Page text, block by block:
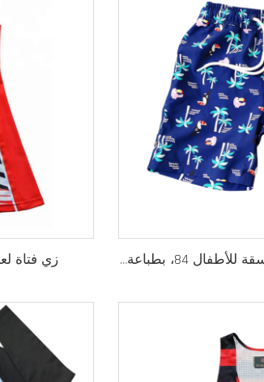
شورتات شاطئ عائلية متناسقة للأطفال 84، بطباعة زاهية تغطي كامل القطعة، من نسيج ناعم خفيف مع حماية من الأشعة فوق البنفسجية، مثالية لأيام الشاطئ ورحلات الجزر زي فتاة